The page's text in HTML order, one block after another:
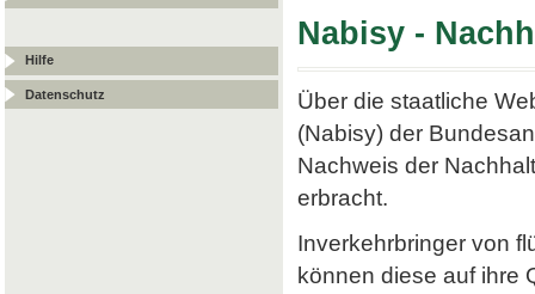
Hilfe
Datenschutz
Nabisy -
Über die staatliche
(Nabisy) der
Nachweis der
erbracht.
Inverkehrbringer von
können diese auf ihre